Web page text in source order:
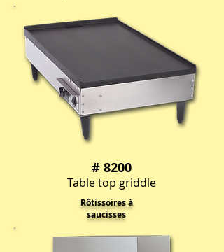
# 8200
Table top griddle
Rôtissoires à
saucisses